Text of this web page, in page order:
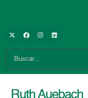
Ruth Auebach